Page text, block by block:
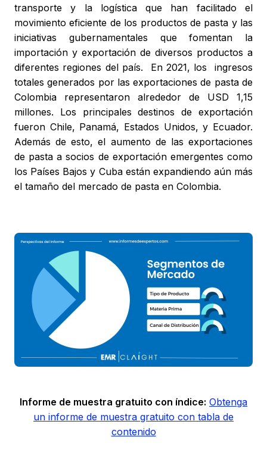
transporte y la logística que han facilitado el
movimiento eficiente de los productos de pasta y las
iniciativas gubernamentales que fomentan la
importación y exportación de diversos productos a
diferentes regiones del país. En 2021, los ingresos
totales generados por las exportaciones de pasta de
Colombia representaron alrededor de USD 1,15
millones. Los principales destinos de exportación
fueron Chile, Panamá, Estados Unidos, y Ecuador.
Además de esto, el aumento de las exportaciones
de pasta a socios de exportación emergentes como
los Países Bajos y Cuba están expandiendo aún más
el tamaño del mercado de pasta en Colombia.
Informe de muestra gratuito con índice: Obtenga
un informe de muestra gratuito con tabla de
contenido